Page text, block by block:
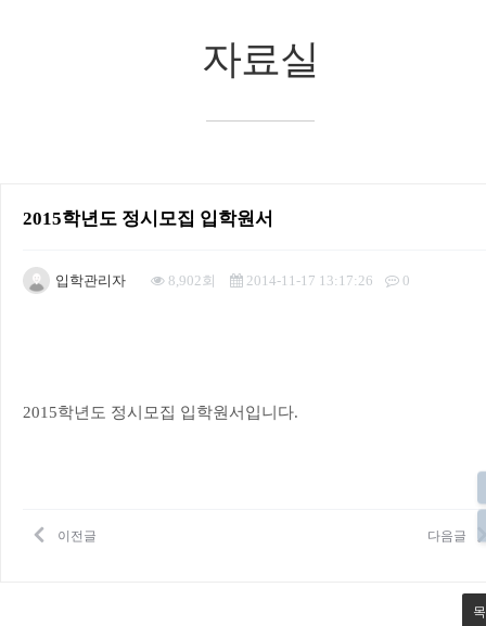
자료실
2015학년도 정시모집 입학원서
입학관리자 8,902회 2014-11-17 13:17:26 0
2015학년도 정시모집 입학원서입니다.
이전글 다음글